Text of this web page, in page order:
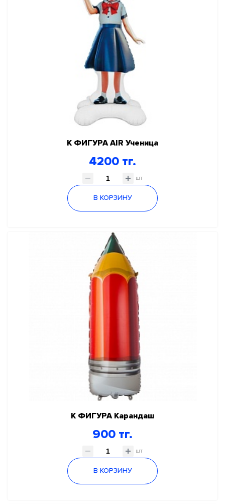
К ФИГУРА AIR Ученица
4200 тг.
шт
В КОРЗИНУ
К ФИГУРА Карандаш
900 тг.
шт
В КОРЗИНУ